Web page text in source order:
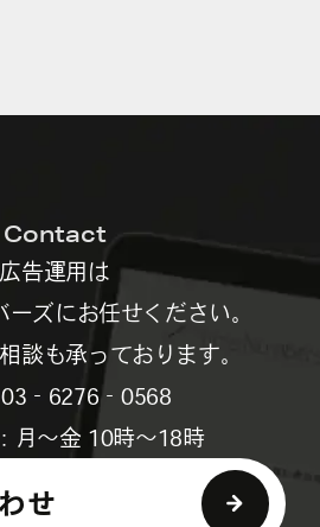
Contact
広告運用は
ーズにお任せください。
談も承っております。
03‐6276‐0568
月～金 10時～18時
せ